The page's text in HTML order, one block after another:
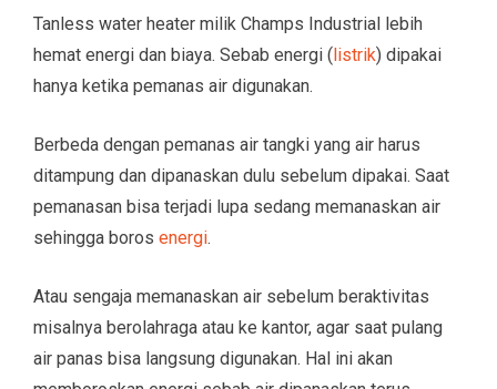
Tanless water heater milik Champs Industrial lebih
hemat energi dan biaya. Sebab energi (listrik) dipakai
hanya ketika pemanas air digunakan.
Berbeda dengan pemanas air tangki yang air harus
ditampung dan dipanaskan dulu sebelum dipakai. Saat
pemanasan bisa terjadi lupa sedang memanaskan air
sehingga boros energi.
Atau sengaja memanaskan air sebelum beraktivitas
misalnya berolahraga atau ke kantor, agar saat pulang
air panas bisa langsung digunakan. Hal ini akan